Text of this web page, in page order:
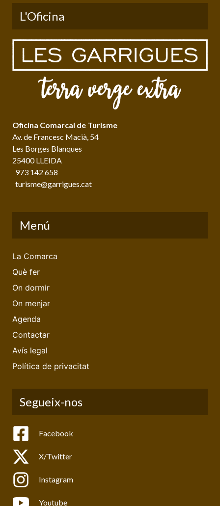
L'Oficina
Oficina Comarcal de Turisme
Av. de Francesc Macià, 54
Les Borges Blanques
25400 LLEIDA
973 142 658
turisme@garrigues.cat
Menú
La Comarca
Què fer
On dormir
On menjar
Agenda
Contactar
Avís legal
Política de privacitat
Segueix-nos
Facebook
X/Twitter
Instagram
Youtube